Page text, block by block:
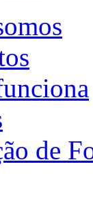
de